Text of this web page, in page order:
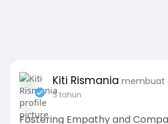
Kiti Rismania membuat
3 tahun
Fostering Empathy and